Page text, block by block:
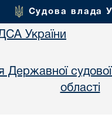
Судова влада
ДСА України
Державної
областi